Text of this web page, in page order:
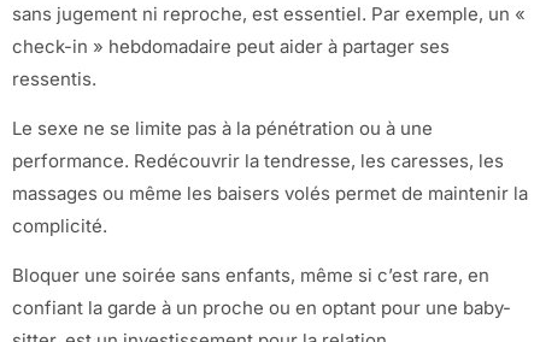
sans jugement ni reproche, est essentiel. Par exemple, un «
check-in » hebdomadaire peut aider à partager ses
ressentis.
Le sexe ne se limite pas à la pénétration ou à une
performance. Redécouvrir la tendresse, les caresses, les
massages ou même les baisers volés permet de maintenir la
complicité.
Bloquer une soirée sans enfants, même si c’est rare, en
confiant la garde à un proche ou en optant pour une baby-